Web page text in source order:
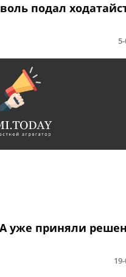
подал
уже приняли